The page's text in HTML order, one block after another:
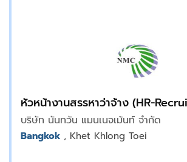
หัวหน้างานสรรหาว่าจ้าง (HR-
บริษัท นันทวัน แมนเนจเม้นท์ จำกัด
Bangkok , Khet Khlong Toei